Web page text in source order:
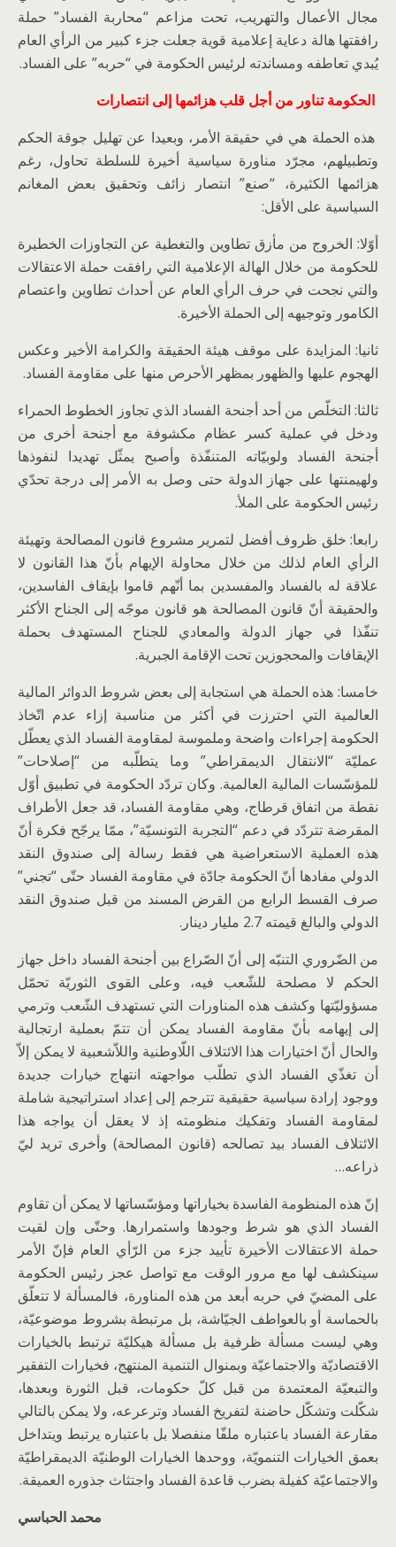
مجال الأعمال والتهريب، تحت مزاعم “محاربة الفساد” حملة
رافقتها هالة دعاية إعلامية قوية جعلت جزء كبير من الرأي العام
يُبدي تعاطفه ومساندته لرئيس الحكومة في “حربه” على الفساد.
الحكومة تناور من أجل قلب هزائمها إلى انتصارات
هذه الحملة هي في حقيقة الأمر، وبعيدا عن تهليل جوقة الحكم
وتطبيلهم، مجرّد مناورة سياسية أخيرة للسلطة تحاول، رغم
هزائمها الكثيرة، “صنع” انتصار زائف وتحقيق بعض المغانم
السياسية على الأقل:
أوّلا: الخروج من مأزق تطاوين والتغطية عن التجاوزات الخطيرة
للحكومة من خلال الهالة الإعلامية التي رافقت حملة الاعتقالات
والتي نجحت في حرف الرأي العام عن أحداث تطاوين واعتصام
الكامور وتوجيهه إلى الحملة الأخيرة.
ثانيا: المزايدة على موقف هيئة الحقيقة والكرامة الأخير وعكس
الهجوم عليها والظهور بمظهر الأحرص منها على مقاومة الفساد.
ثالثا: التخلّص من أحد أجنحة الفساد الذي تجاوز الخطوط الحمراء
ودخل في عملية كسر عظام مكشوفة مع أجنحة أخرى من
أجنحة الفساد ولوبيّاته المتنفّذة وأصبح يمثّل تهديدا لنفوذها
ولهيمنتها على جهاز الدولة حتى وصل به الأمر إلى درجة تحدّي
رئيس الحكومة على الملأ.
رابعا: خلق ظروف أفضل لتمرير مشروع قانون المصالحة وتهيئة
الرأي العام لذلك من خلال محاولة الإيهام بأنّ هذا القانون لا
علاقة له بالفساد والمفسدين بما أنّهم قاموا بإيقاف الفاسدين،
والحقيقة أنّ قانون المصالحة هو قانون موجّه إلى الجناح الأكثر
تنفّذا في جهاز الدولة والمعادي للجناح المستهدف بحملة
الإيقافات والمحجوزين تحت الإقامة الجبرية.
خامسا: هذه الحملة هي استجابة إلى بعض شروط الدوائر المالية
العالمية التي احترزت في أكثر من مناسبة إزاء عدم اتّخاذ
الحكومة إجراءات واضحة وملموسة لمقاومة الفساد الذي يعطّل
عمليّة “الانتقال الديمقراطي” وما يتطلّبه من “إصلاحات”
للمؤسّسات المالية العالمية. وكان تردّد الحكومة في تطبيق أوّل
نقطة من اتفاق قرطاج، وهي مقاومة الفساد، قد جعل الأطراف
المقرضة تتردّد في دعم “التجربة التونسيّة”، ممّا يرجّح فكرة أنّ
هذه العملية الاستعراضية هي فقط رسالة إلى صندوق النقد
الدولي مفادها أنّ الحكومة جادّة في مقاومة الفساد حتّى “تجني”
صرف القسط الرابع من القرض المسند من قبل صندوق النقد
الدولي والبالغ قيمته 2.7 مليار دينار.
من الضّروري التنبّه إلى أنّ الصّراع بين أجنحة الفساد داخل جهاز
الحكم لا مصلحة للشّعب فيه، وعلى القوى الثوريّة تحمّل
مسؤوليّتها وكشف هذه المناورات التي تستهدف الشّعب وترمي
إلى إيهامه بأنّ مقاومة الفساد يمكن أن تتمّ بعملية ارتجالية
والحال أنّ اختيارات هذا الائتلاف اللّاوطنية واللاّشعبية لا يمكن إلاّ
أن تغذّي الفساد الذي تطلّب مواجهته انتهاج خيارات جديدة
ووجود إرادة سياسية حقيقية تترجم إلى إعداد استراتيجية شاملة
لمقاومة الفساد وتفكيك منظومته إذ لا يعقل أن يواجه هذا
الائتلاف الفساد بيد تصالحه (قانون المصالحة) وأخرى تريد ليّ
ذراعه…
إنّ هذه المنظومة الفاسدة بخياراتها ومؤسّساتها لا يمكن أن تقاوم
الفساد الذي هو شرط وجودها واستمرارها. وحتّى وإن لقيت
حملة الاعتقالات الأخيرة تأييد جزء من الرّأي العام فإنّ الأمر
سينكشف لها مع مرور الوقت مع تواصل عجز رئيس الحكومة
على المضيّ في حربه أبعد من هذه المناورة، فالمسألة لا تتعلّق
بالحماسة أو بالعواطف الجيّاشة، بل مرتبطة بشروط موضوعيّة،
وهي ليست مسألة ظرفية بل مسألة هيكليّة ترتبط بالخيارات
الاقتصاديّة والاجتماعيّة وبمنوال التنمية المنتهج، فخيارات التفقير
والتبعيّة المعتمدة من قبل كلّ حكومات، قبل الثورة وبعدها،
شكّلت وتشكّل حاضنة لتفريخ الفساد وترعرعه، ولا يمكن بالتالي
مقارعة الفساد باعتباره ملفّا منفصلا بل باعتباره يرتبط ويتداخل
بعمق الخيارات التنمويّة، ووحدها الخيارات الوطنيّة الديمقراطيّة
والاجتماعيّة كفيلة بضرب قاعدة الفساد واجتثاث جذوره العميقة.
محمد الحباسي